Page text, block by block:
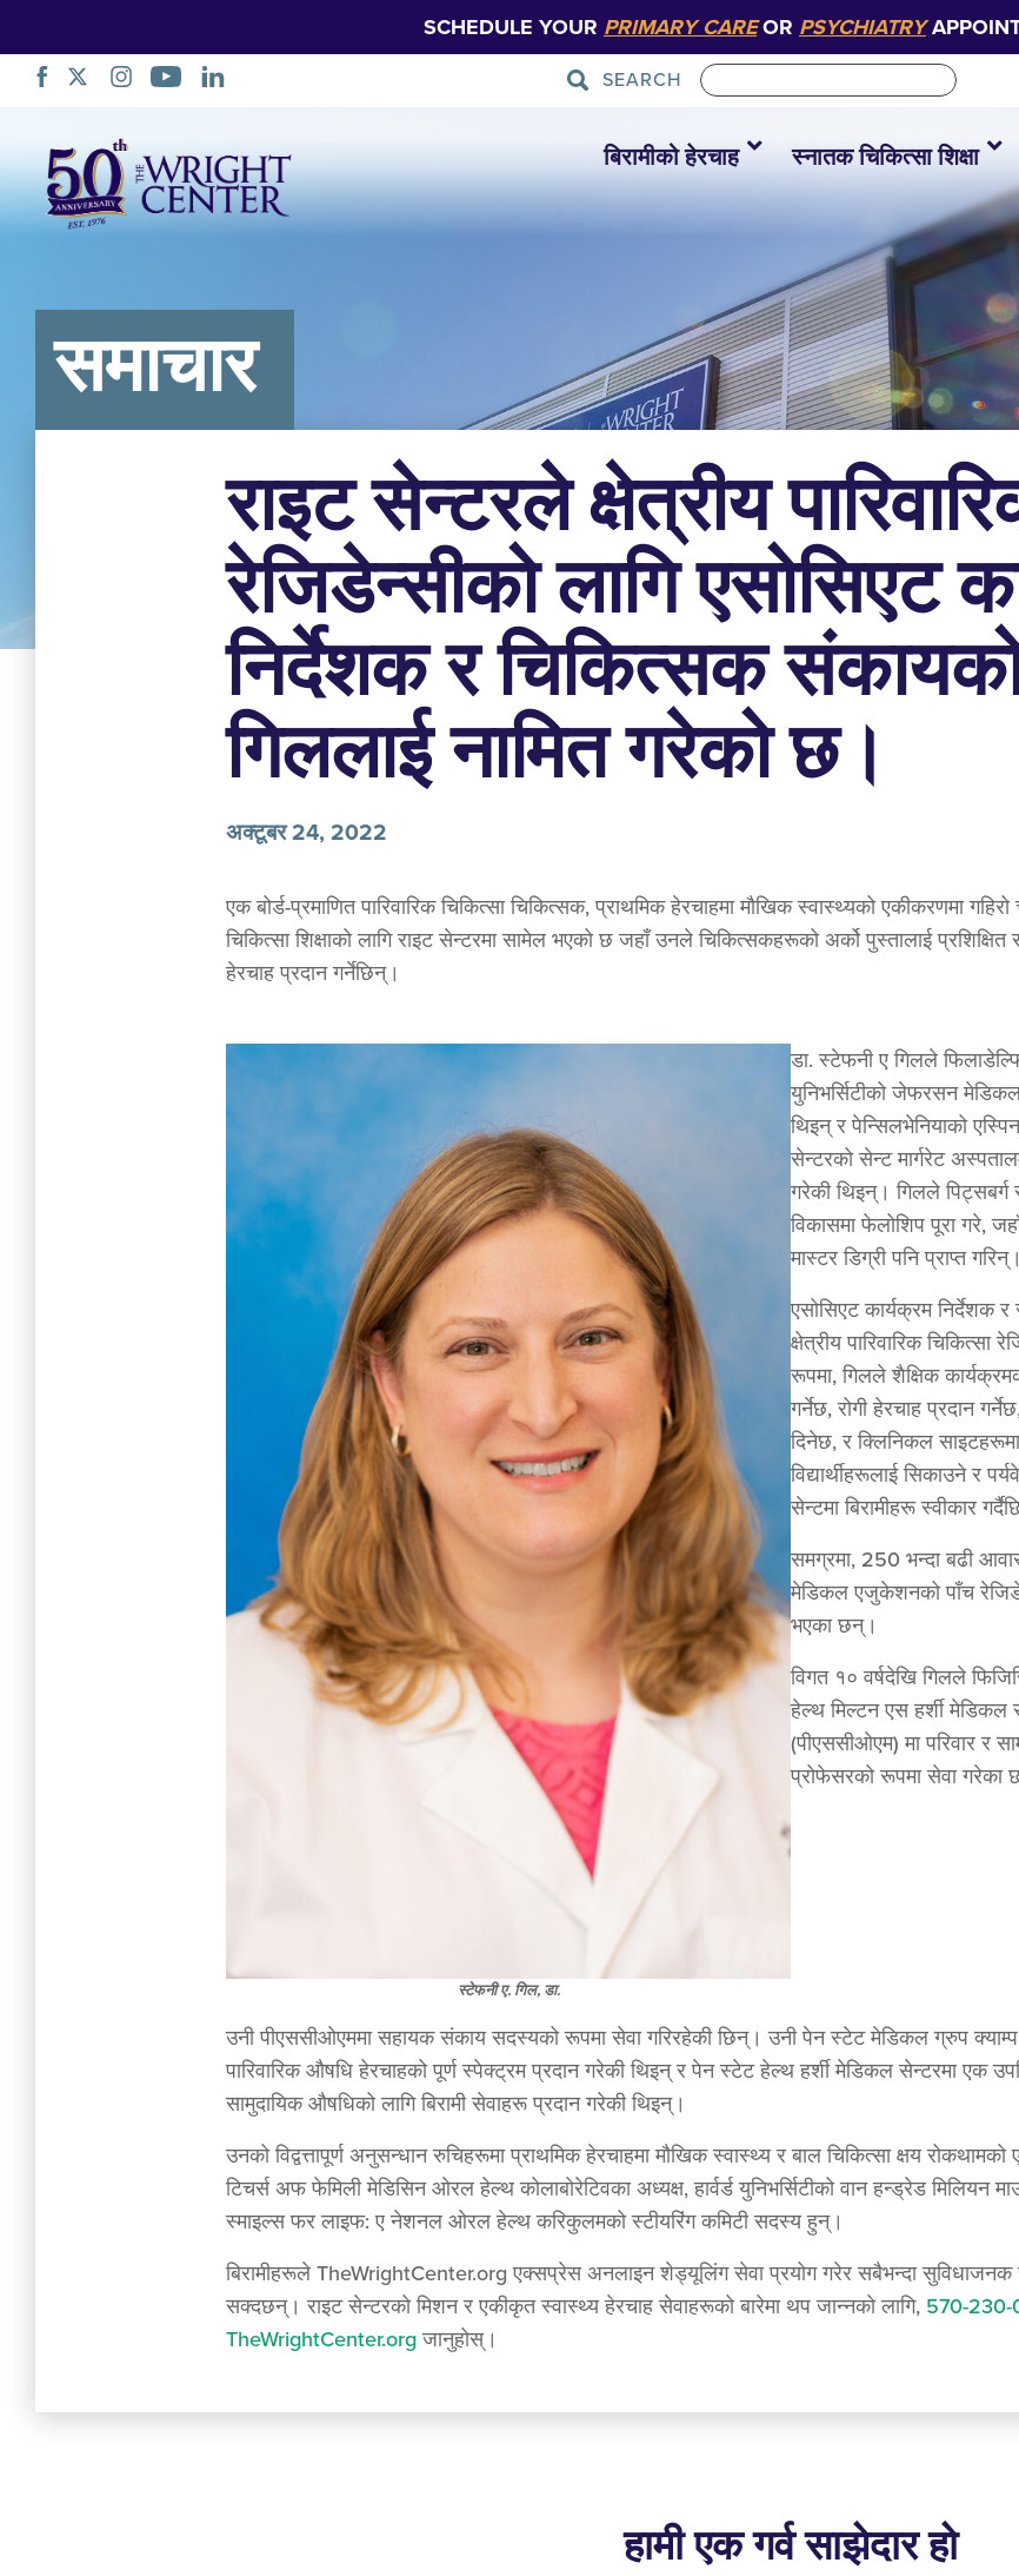
SCHEDULE YOUR PRIMARY CAREOR PSYCHIATRY
SEARCH
स्किप
गर्नुहोस्
बिरामीको हेरचाह स्नातक चिकित्सा शिक्षा
समाचार
राइट सेन्टरले क्षेत्रीय
रेजिडेन्सीको लागि एसोसिएट
निर्देशक र चिकित्सक
गिललाई नामित गरेको छ।
अक्टूबर 24, 2022
एक बोर्ड-प्रमाणित पारिवारिक चिकित्सा चिकित्सक, प्राथमिक हेरचाहमा मौखिक स्वास्थ्यको एकीकरणमा
चिकित्सा शिक्षाको लागि राइट सेन्टरमा सामेल भएको छ जहाँ उनले चिकित्सकहरूको अर्को पुस्तालाई प्रशिक्षित
हेरचाह प्रदान गर्नेछिन्।
स्टेफनी ए. गिल, डा.
डा. स्टेफनी ए गिलले
युनिभर्सिटीको जेफरसन
थिइन् र पेन्सिलभेनियाको
सेन्टरको सेन्ट मार्गरेट
गरेकी थिइन्। गिलले
विकासमा फेलोशिप पूरा गरे,
मास्टर डिग्री पनि प्राप्त गरिन्।
एसोसिएट कार्यक्रम
क्षेत्रीय पारिवारिक
रूपमा, गिलले शैक्षिक
गर्नेछ, रोगी हेरचाह प्रदान
दिनेछ, र क्लिनिकल
विद्यार्थीहरूलाई सिकाउने र
सेन्टमा बिरामीहरू स्वीकार
समग्रमा, 250 भन्दा बढी
मेडिकल एजुकेशनको पाँच
भएका छन्।
विगत १० वर्षदेखि गिलले
हेल्थ मिल्टन एस हर्शी
(पीएससीओएम) मा परिवार र
प्रोफेसरको रूपमा सेवा गरेका
उनी पीएससीओएममा सहायक संकाय सदस्यको रूपमा सेवा गरिरहेकी छिन्। उनी पेन स्टेट मेडिकल ग्रुप
पारिवारिक औषधि हेरचाहको पूर्ण स्पेक्ट्रम प्रदान गरेकी थिइन् र पेन स्टेट हेल्थ हर्शी मेडिकल सेन्टरमा एक
सामुदायिक औषधिको लागि बिरामी सेवाहरू प्रदान गरेकी थिइन्।
उनको विद्वत्तापूर्ण अनुसन्धान रुचिहरूमा प्राथमिक हेरचाहमा मौखिक स्वास्थ्य र बाल चिकित्सा क्षय
टिचर्स अफ फेमिली मेडिसिन ओरल हेल्थ कोलाबोरेटिवका अध्यक्ष, हार्वर्ड युनिभर्सिटीको वान हन्ड्रेड मिलियन
स्माइल्स फर लाइफ: ए नेशनल ओरल हेल्थ करिकुलमको स्टीयरिंग कमिटी सदस्य हुन्।
बिरामीहरूले TheWrightCenter.org एक्सप्रेस अनलाइन शेड्यूलिंग सेवा प्रयोग गरेर सबैभन्दा सुविधाजनक
सक्दछन्। राइट सेन्टरको मिशन र एकीकृत स्वास्थ्य हेरचाह सेवाहरूको बारेमा थप जान्नको लागि, 570-230-
TheWrightCenter.orgजानुहोस्।
हामी एक गर्व साझेदार हो